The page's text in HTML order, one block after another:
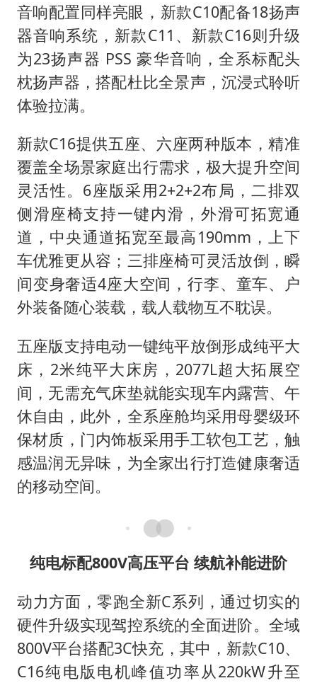
音响配置同样亮眼，新款C10配备18扬声
器音响系统，新款C11、新款C16则升级
为23扬声器 PSS 豪华音响，全系标配头
枕扬声器，搭配杜比全景声，沉浸式聆听
体验拉满。
新款C16提供五座、六座两种版本，精准
覆盖全场景家庭出行需求，极大提升空间
灵活性。6座版采用2+2+2布局，二排双
侧滑座椅支持一键内滑，外滑可拓宽通
道，中央通道拓宽至最高190mm，上下
车优雅更从容；三排座椅可灵活放倒，瞬
间变身奢适4座大空间，行李、童车、户
外装备随心装载，载人载物互不耽误。
五座版支持电动一键纯平放倒形成纯平大
床，2米纯平大床房，2077L超大拓展空
间，无需充气床垫就能实现车内露营、午
休自由，此外，全系座舱均采用母婴级环
保材质，门内饰板采用手工软包工艺，触
感温润无异味，为全家出行打造健康奢适
的移动空间。
纯电标配800V高压平台 续航补能进阶
动力方面，零跑全新C系列，通过切实的
硬件升级实现驾控系统的全面进阶。全域
800V平台搭配3C快充，其中，新款C10、
C16纯电版电机峰值功率从220kW升至